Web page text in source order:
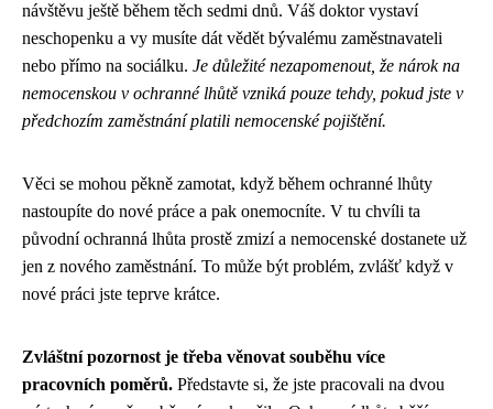
návštěvu ještě během těch sedmi dnů. Váš doktor vystaví
neschopenku a vy musíte dát vědět bývalému zaměstnavateli
nebo přímo na sociálku. Je důležité nezapomenout, že nárok na
nemocenskou v ochranné lhůtě vzniká pouze tehdy, pokud jste v
předchozím zaměstnání platili nemocenské pojištění.
Věci se mohou pěkně zamotat, když během ochranné lhůty
nastoupíte do nové práce a pak onemocníte. V tu chvíli ta
původní ochranná lhůta prostě zmizí a nemocenské dostanete už
jen z nového zaměstnání. To může být problém, zvlášť když v
nové práci jste teprve krátce.
Zvláštní pozornost je třeba věnovat souběhu více
pracovních poměrů. Představte si, že jste pracovali na dvou